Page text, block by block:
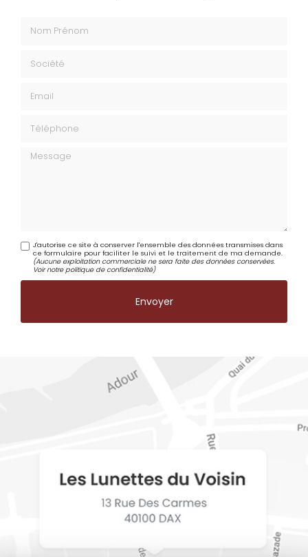
Message
J'autorise ce site à conserver l'ensemble des données transmises dans
ce formulaire pour faciliter le suivi et le traitement de ma demande.
(Aucune exploitation commerciale ne sera faite des données conservées.
Voir notrepolitique de confidentialité)